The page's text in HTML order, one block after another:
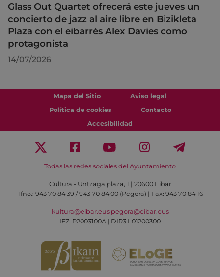
Glass Out Quartet ofrecerá este jueves un
concierto de jazz al aire libre en Bizikleta
Plaza con el eibarrés Alex Davies como
protagonista
14/07/2026
Mapa del Sitio
Aviso legal
Política de cookies
Contacto
Accesibilidad
Todas las redes sociales del Ayuntamiento
Cultura - Untzaga plaza, 1 | 20600 Eibar
Tfno.: 943 70 84 39 / 943 70 84 00 (Pegora) | Fax: 943 70 84 16
kultura@eibar.eus pegora@eibar.eus
IFZ: P2003100A | DIR3 L01200300